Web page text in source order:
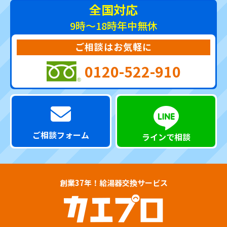
全国対応
9時～18時年中無休
ご相談はお気軽に
0120-522-910
ご相談フォーム ラインで相談
創業37年！給湯器交換サービス